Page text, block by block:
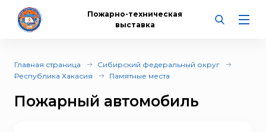
Пожарно-техническая
выставка
Главная страница
Сибирский федеральный округ
Республика Хакасия
Памятные места
Пожарный автомобиль